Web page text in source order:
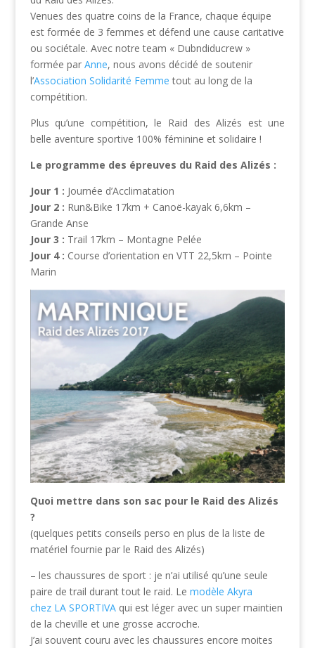
Venues des quatre coins de la France, chaque équipe
est formée de 3 femmes et défend une cause caritative
ou sociétale. Avec notre team « Dubndiducrew »
formée par Anne, nous avons décidé de soutenir
l’Association Solidarité Femme tout au long de la
compétition.
Plus qu’une compétition, le Raid des Alizés est une
belle aventure sportive 100% féminine et solidaire !
Le programme des épreuves du Raid des Alizés :
Jour 1 : Journée d’Acclimatation
Jour 2 : Run&Bike 17km + Canoë-kayak 6,6km –
Grande Anse
Jour 3 : Trail 17km – Montagne Pelée
Jour 4 : Course d’orientation en VTT 22,5km – Pointe
Marin
Quoi mettre dans son sac pour le Raid des Alizés
?
(quelques petits conseils perso en plus de la liste de
matériel fournie par le Raid des Alizés)
– les chaussures de sport : je n’ai utilisé qu’une seule
paire de trail durant tout le raid. Le modèle Akyra
chez LA SPORTIVAqui est léger avec un super maintien
de la cheville et une grosse accroche.
J’ai souvent couru avec les chaussures encore moites